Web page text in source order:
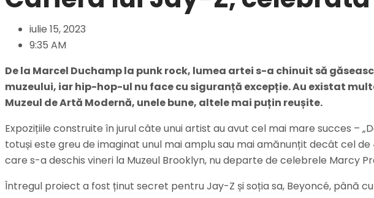
iulie 15, 2023
9:35 AM
De la Marcel Duchamp la punk rock, lumea artei s-a chinuit să
muzeului, iar hip-hop-ul nu face cu siguranță excepție. Au existat
Muzeul de Artă Modernă, unele bune, altele mai puțin reușite.
Expozițiile construite în jurul câte unui artist au avut cel mai mare succes –
totuși este greu de imaginat unul mai amplu sau mai amănunțit decât cel
care s-a deschis vineri la Muzeul Brooklyn, nu departe de celebrele Marcy
Întregul proiect a fost ținut secret pentru Jay-Z și soția sa, Beyoncé, până